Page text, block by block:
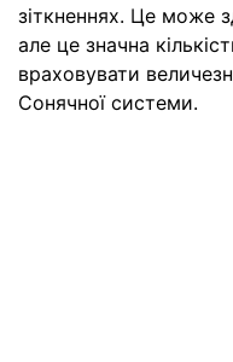
зіткненнях. Це може
але це значна
враховувати
Сонячної системи.